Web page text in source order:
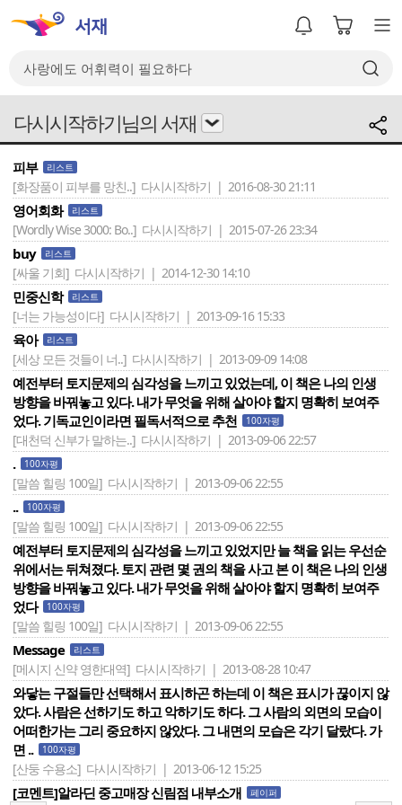
다시시작하기님의 서재
피부 리스트
[화장품이 피부를 망친..] 다시시작하기 | 2016-08-30 21:11
영어회화 리스트
[Wordly Wise 3000: Bo..] 다시시작하기 | 2015-07-26 23:34
buy 리스트
[싸울 기회] 다시시작하기 | 2014-12-30 14:10
민중신학 리스트
[너는 가능성이다] 다시시작하기 | 2013-09-16 15:33
육아 리스트
[세상 모든 것들이 너..] 다시시작하기 | 2013-09-09 14:08
예전부터 토지문제의 심각성을 느끼고 있었는데, 이 책은 나의 인생
방향을 바꿔놓고 있다. 내가 무엇을 위해 살아야 할지 명확히 보여주
었다. 기독교인이라면 필독서적으로 추천
100자평
[대천덕 신부가 말하는..] 다시시작하기 | 2013-09-06 22:57
. 100자평
[말씀 힐링 100일] 다시시작하기 | 2013-09-06 22:55
.. 100자평
[말씀 힐링 100일] 다시시작하기 | 2013-09-06 22:55
예전부터 토지문제의 심각성을 느끼고 있었지만 늘 책을 읽는 우선순
위에서는 뒤쳐졌다. 토지 관련 몇 권의 책을 사고 본 이 책은 나의 인생
방향을 바꿔놓고 있다. 내가 무엇을 위해 살아야 할지 명확히 보여주
었다
100자평
[말씀 힐링 100일] 다시시작하기 | 2013-09-06 22:55
Message 리스트
[메시지 신약 영한대역] 다시시작하기 | 2013-08-28 10:47
와닿는 구절들만 선택해서 표시하곤 하는데 이 책은 표시가 끊이지 않
았다. 사람은 선하기도 하고 악하기도 하다. 그 사람의 외면의 모습이
어떠한가는 그리 중요하지 않았다. 그 내면의 모습은 각기 달랐다. 가
면 ..
100자평
[산둥 수용소] 다시시작하기 | 2013-06-12 15:25
[코멘트]알라딘 중고매장 신림점 내부소개 페이퍼